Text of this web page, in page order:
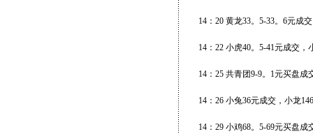
14：20 黄龙33。5-33。6元成交
14：22 小虎40。5-41元成交
14：25 共青团9-9。1元买盘成
14：26 小兔36元成交，小龙
14：29 小鸡68。5-69元买盘成